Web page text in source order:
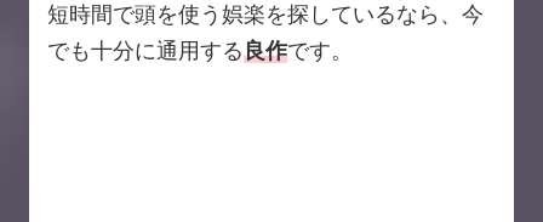
短時間で頭を使う娯楽を探しているなら、今
でも十分に通用する良作です。